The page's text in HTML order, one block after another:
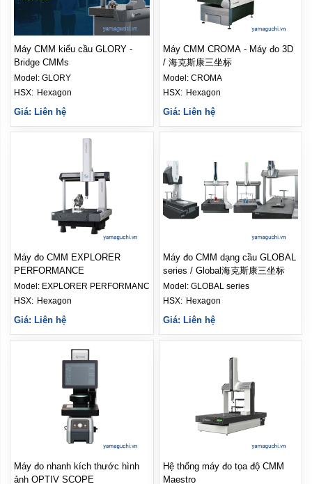
Máy CMM kiểu cầu GLORY -
Bridge CMMs
Model: GLORY
Hexagon
Giá: Liên hệ
Máy CMM CROMA - Máy đo 3D
/ 海克斯康三坐标
Model: CROMA
HSX: Hexagon
Giá: Liên hệ
Máy đo CMM EXPLORER
PERFORMANCE
Model: EXPLORER PERFORMANCE
Hexagon
Giá: Liên hệ
Máy đo CMM dạng cầu GLOBAL
series / Global海克斯康三坐标
Model: GLOBAL series
HSX: Hexagon
Giá: Liên hệ
Máy đo nhanh kích thước hình
ảnh OPTIV SCOPE
Hệ thống máy đo tọa độ CMM
Maestro